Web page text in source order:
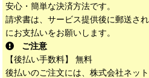
安心・簡単な決済方法です。
請求書は、サービス提供後に郵送さ
にお支払いをお願いします。
ご注意
【後払い手数料】 無料
後払いのご注文には、株式会社ネッ